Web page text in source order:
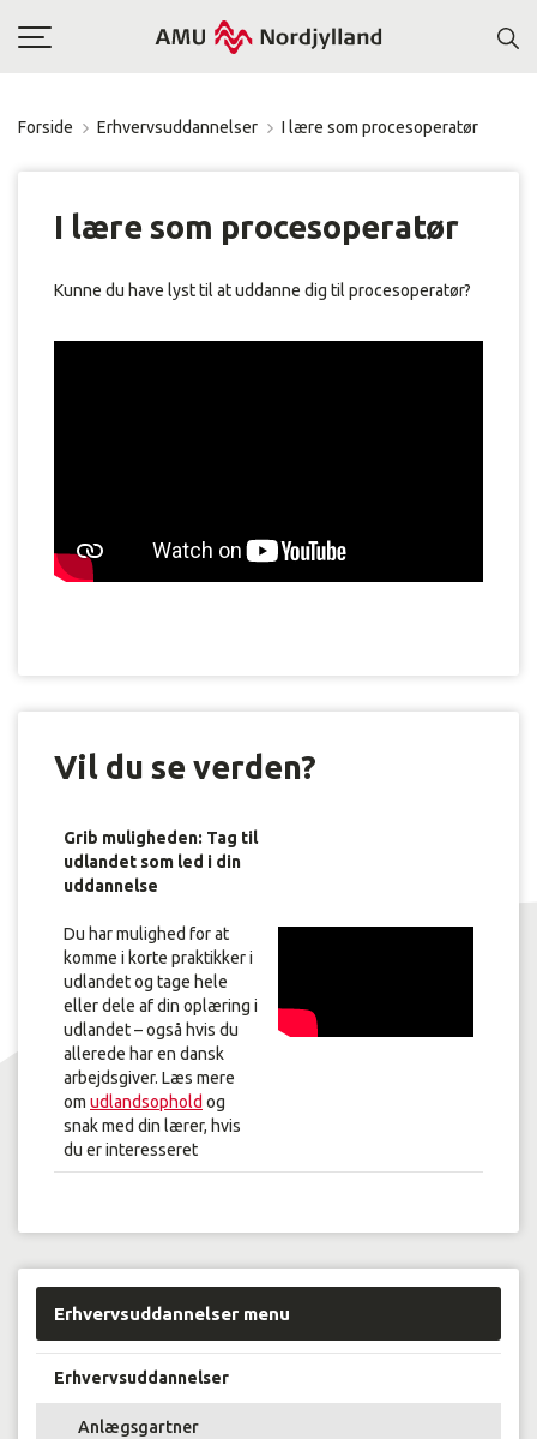
Toggle
Forside Erhvervsuddannelser I lære som procesoperatør
I lære som procesoperatør
Kunne du have lyst til at uddanne dig til procesoperatør?
Vil du se verden?
Grib muligheden: Tag til
udlandet som led i din
uddannelse
Du har mulighed for at
komme i korte praktikker i
udlandet og tage hele
eller dele af din oplæring i
udlandet – også hvis du
allerede har en dansk
arbejdsgiver. Læs mere
om udlandsophold og
snak med din lærer, hvis
du er interesseret
Erhvervsuddannelser menu
Erhvervsuddannelser
Anlægsgartner